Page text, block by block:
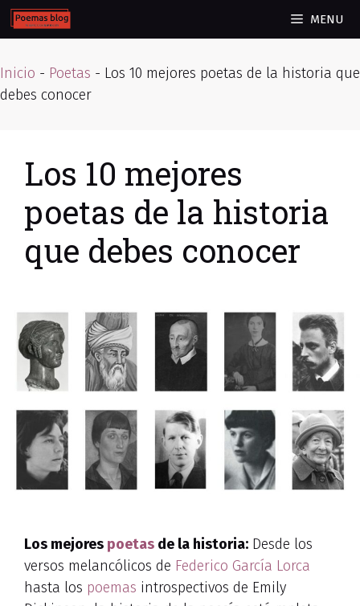
Skip
to
MENU
Inicio - Poetas - Los 10 mejores poetas de la historia que
debes conocer
Los 10 mejores
poetas de la historia
que debes conocer
Los mejores poetas de la historia: Desde los
versos melancólicos de Federico García Lorca
hasta los poemas introspectivos de Emily